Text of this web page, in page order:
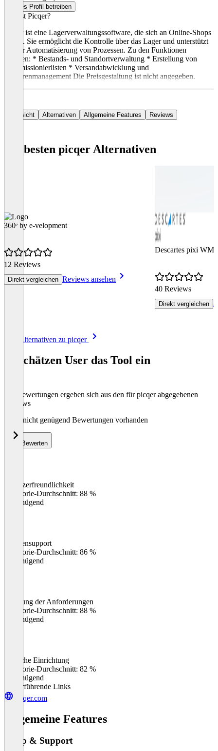
Dieses Profil betreiben
Was ist Picqer?
Picqer ist eine Lagerverwaltungssoftware, die sich an Online-Shops
richtet. Sie ermöglicht die Kontrolle über das Lager und unterstützt
bei der Automatisierung von Prozessen. Zu den Funktionen
gehören: * Bestands- und Standortverwaltung * Erstellung von
Kommissionierlisten * Versandabwicklung und
Retourenmanagement Die Preisgestaltung ist nicht angegeben.
Übersicht Alternativen Allgemeine Features Reviews
Die besten picqer Alternativen
360ᵉ by e-velopment
12 Reviews
Direkt vergleichen Reviews ansehen
Descartes pixi WMS
40 Reviews
Direkt vergleichen
Alle Alternativen zu picqer
So schätzen User das Tool ein
Die Bewertungen ergeben sich aus den für picqer abgegebenen
Reviews
Noch nicht genügend Bewertungen vorhanden
Bewerten
Benutzerfreundlichkeit
Kategorie-Durchschnitt: 88 %
Ungenügend
Kundensupport
Kategorie-Durchschnitt: 86 %
Ungenügend
Erfüllung der Anforderungen
Kategorie-Durchschnitt: 88 %
Ungenügend
Einfache Einrichtung
Kategorie-Durchschnitt: 82 %
Ungenügend
Weiterführende Links
picqer.com
Allgemeine Features
Setup & Support